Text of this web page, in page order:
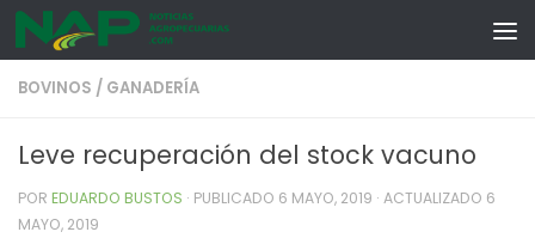
Skip to content
BOVINOS / GANADERÍA
Leve recuperación del stock vacuno
POR EDUARDO BUSTOS · PUBLICADO 6 MAYO, 2019 · ACTUALIZADO 6
MAYO, 2019